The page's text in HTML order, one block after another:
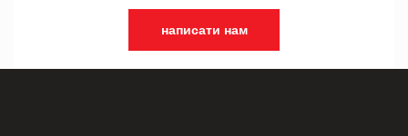
написати нам